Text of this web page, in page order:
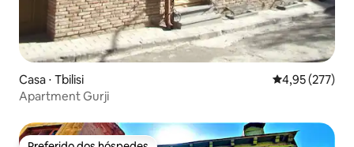
Casa ⋅ Tbilisi 4,95 de uma
4,95 (277)
Apartment Gurji